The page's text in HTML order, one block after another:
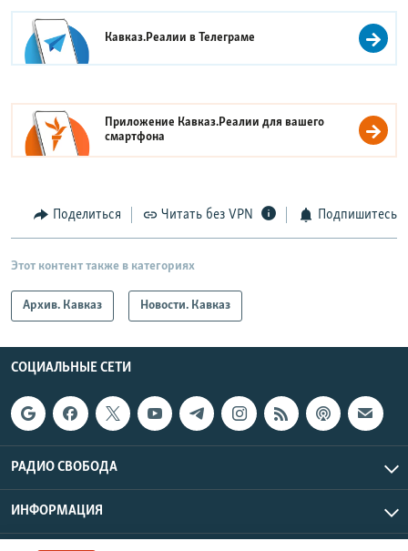
Кавказ.Реалии вТелеграме
Приложение Кавказ.Реалии для вашего
смартфона
Поделиться Читать без VPN Подпишитесь
Этот контент также в категориях
Архив. Кавказ Новости. Кавказ
СОЦИАЛЬНЫЕ СЕТИ
РАДИО СВОБОДА
ИНФОРМАЦИЯ